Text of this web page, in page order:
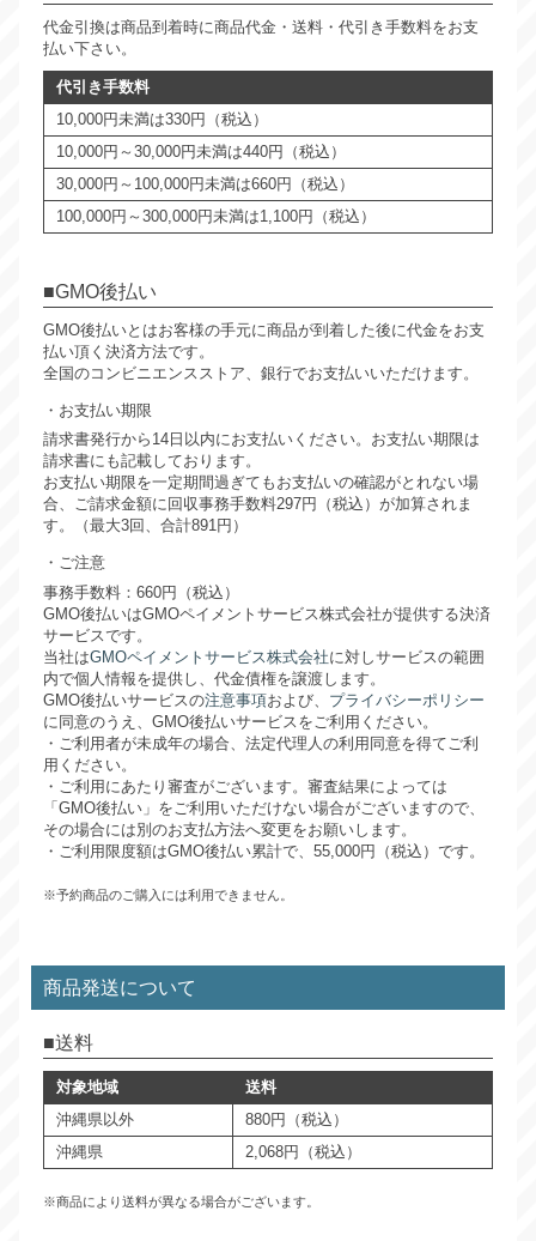
代金引換は商品到着時に商品代金・送料・代引き手数料をお支
払い下さい。
代引き手数料
10,000円未満は330円（税込）
10,000円～30,000円未満は440円（税込）
30,000円～100,000円未満は660円（税込）
100,000円～300,000円未満は1,100円（税込）
GMO後払い
GMO後払いとはお客様の手元に商品が到着した後に代金をお支
払い頂く決済方法です。
全国のコンビニエンスストア、銀行でお支払いいただけます。
お支払い期限
請求書発行から14日以内にお支払いください。お支払い期限は
請求書にも記載しております。
お支払い期限を一定期間過ぎてもお支払いの確認がとれない場
合、ご請求金額に回収事務手数料297円（税込）が加算されま
す。（最大3回、合計891円）
ご注意
事務手数料：660円（税込）
GMO後払いはGMOペイメントサービス株式会社が提供する決済
サービスです。
当社はGMOペイメントサービス株式会社に対しサービスの範囲
内で個人情報を提供し、代金債権を譲渡します。
GMO後払いサービスの注意事項および、 プライバシーポリシー
に同意のうえ、GMO後払いサービスをご利用ください。
・ご利用者が未成年の場合、法定代理人の利用同意を得てご利
用ください。
・ご利用にあたり審査がございます。審査結果によっては
「GMO後払い」をご利用いただけない場合がございますので、
その場合には別のお支払方法へ変更をお願いします。
・ご利用限度額はGMO後払い累計で、55,000円（税込）です。
※予約商品のご購入には利用できません。
商品発送について
送料
対象地域
送料
沖縄県以外
880円（税込）
沖縄県
2,068円（税込）
※商品により送料が異なる場合がございます。